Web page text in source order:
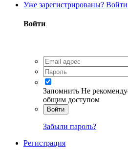
Уже зарегистрированы? Войти
Войти
Запомнить Не
общим доступом
Войти
Забыли пароль?
Регистрация